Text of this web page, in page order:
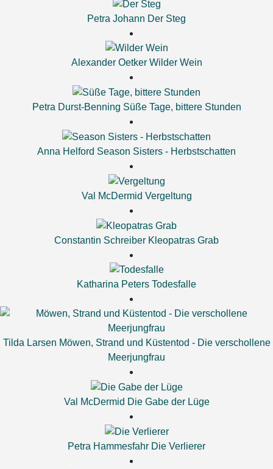
Petra Johann Der Steg
Alexander Oetker Wilder Wein
Petra Durst-Benning Süße Tage, bittere Stunden
Anna Helford Season Sisters - Herbstschatten
Val McDermid Vergeltung
Constantin Schreiber Kleopatras Grab
Katharina Peters Todesfalle
Tilda Larsen Möwen, Strand und Küstentod - Die verschollene
Meerjungfrau
Val McDermid Die Gabe der Lüge
Petra Hammesfahr Die Verlierer